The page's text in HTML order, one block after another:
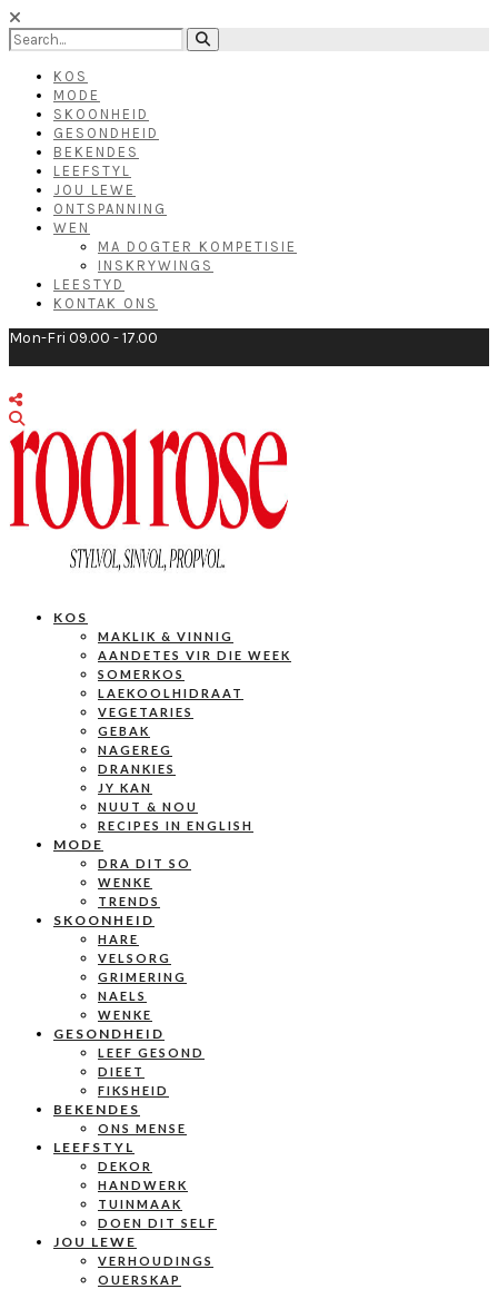
KOS
MODE
SKOONHEID
GESONDHEID
BEKENDES
LEEFSTYL
JOU LEWE
ONTSPANNING
WEN
MA DOGTER KOMPETISIE
INSKRYWINGS
LEESTYD
KONTAK ONS
Mon-Fri 09.00 - 17.00
KOS
MAKLIK & VINNIG
AANDETES VIR DIE WEEK
SOMERKOS
LAEKOOLHIDRAAT
VEGETARIES
GEBAK
NAGEREG
DRANKIES
JY KAN
NUUT & NOU
RECIPES IN ENGLISH
MODE
DRA DIT SO
WENKE
TRENDS
SKOONHEID
HARE
VELSORG
GRIMERING
NAELS
WENKE
GESONDHEID
LEEF GESOND
DIEET
FIKSHEID
BEKENDES
ONS MENSE
LEEFSTYL
DEKOR
HANDWERK
TUINMAAK
DOEN DIT SELF
JOU LEWE
VERHOUDINGS
OUERSKAP